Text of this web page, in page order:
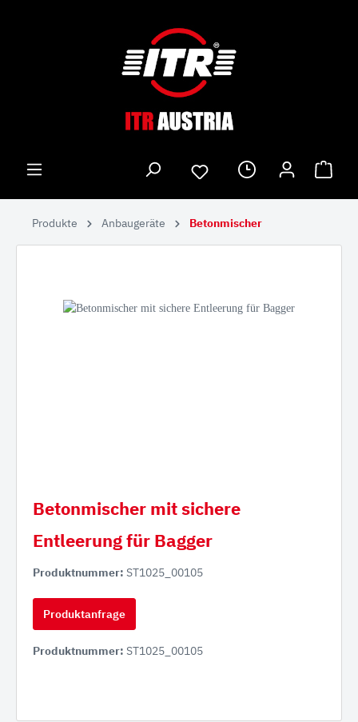
Produkte Anbaugeräte Betonmischer
Betonmischer mit sichere
Entleerung für Bagger
Produktnummer: ST1025_00105
Produktanfrage
Produktnummer: ST1025_00105